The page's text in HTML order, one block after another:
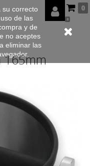
0
0
165mm
su correcto
de las
y de
no aceptes
eliminar las